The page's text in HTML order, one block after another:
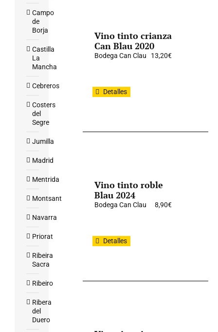
Vino tinto crianza
Can Blau 2020
Bodega Can Clau 13,20€
Detalles
Vino tinto roble
Blau 2024
Bodega Can Clau 8,90€
Detalles
Campo
de
Borja
Castilla
La
Mancha
Cebreros
Costers
del
Segre
Jumilla
Madrid
Mentrida
Montsant
Navarra
Priorat
Ribeira
Sacra
Ribeiro
Ribera
del
Duero